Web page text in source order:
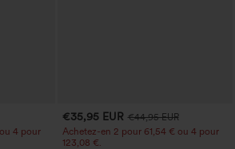
4 pour
€35,95 EUR €44,95 EUR
Achetez-en 2 pour 61,54 € ou 4 pour
123,08 €.